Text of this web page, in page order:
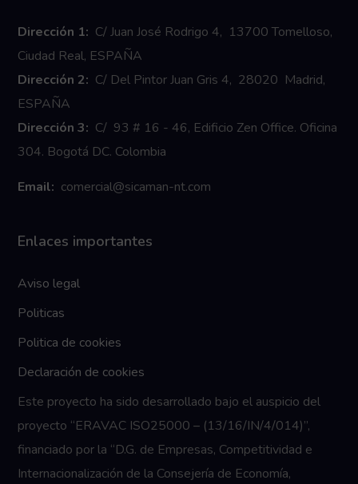
Dirección 1: C/ Juan José Rodrigo 4, 13700 Tomelloso,
Ciudad Real, ESPAÑA
Dirección 2: C/ Del Pintor Juan Gris 4, 28020 Madrid,
ESPAÑA
Dirección 3: C/ 93 # 16 - 46, Edificio Zen Office. Oficina
304. Bogotá DC. Colombia
Email: comercial@sicaman-nt.com
Enlaces importantes
Aviso legal
Politicas
Politica de cookies
Declaración de cookies
Este proyecto ha sido desarrollado bajo el auspicio del
proyecto “ERAVAC ISO25000 – (13/16/IN/4/014)”,
financiado por la “D.G. de Empresas, Competitividad e
Internacionalización de la Consejería de Economía,